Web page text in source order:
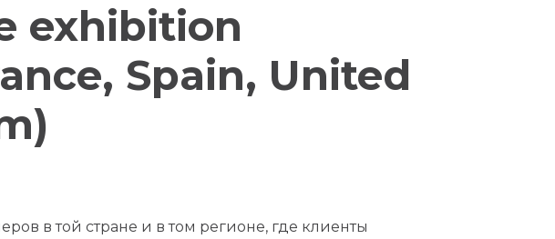
exhibition
Spain, United
в той стране и в том регионе, где клиенты